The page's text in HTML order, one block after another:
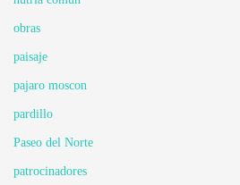
obras
paisaje
pajaro moscon
pardillo
Paseo del Norte
patrocinadores